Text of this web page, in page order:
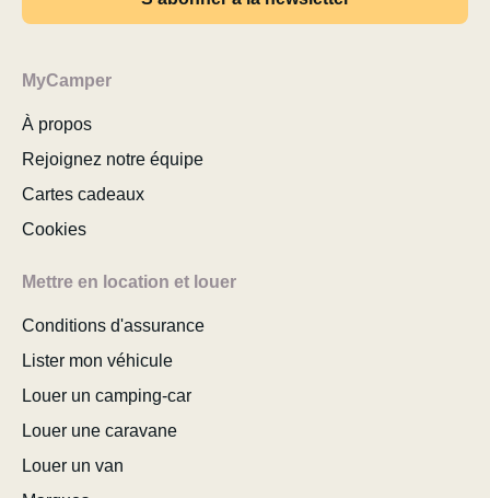
MyCamper
À propos
Rejoignez notre équipe
Cartes cadeaux
Cookies
Mettre en location et louer
Conditions d'assurance
Lister mon véhicule
Louer un camping-car
Louer une caravane
Louer un van